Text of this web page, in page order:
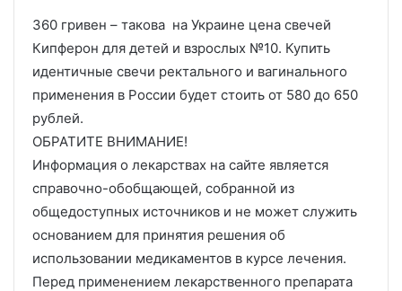
360 гривен – такова на Украине цена свечей
Кипферон для детей и взрослых №10. Купить
идентичные свечи ректального и вагинального
применения в России будет стоить от 580 до 650
рублей.
ОБРАТИТЕ ВНИМАНИЕ!
Информация о лекарствах на сайте является
справочно-обобщающей, собранной из
общедоступных источников и не может служить
основанием для принятия решения об
использовании медикаментов в курсе лечения.
Перед применением лекарственного препарата